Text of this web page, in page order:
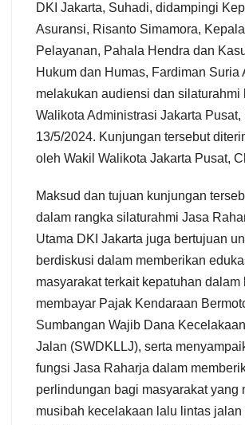
DKI Jakarta, Suhadi, didampingi
Asuransi, Risanto Simamora,
Pelayanan, Pahala Hendra dan
Hukum dan Humas, Fardiman Suria
melakukan audiensi dan silaturahmi
Walikota Administrasi Jakarta Pusat,
13/5/2024. Kunjungan tersebut
oleh Wakil Walikota Jakarta Pusat,
Maksud dan tujuan kunjungan
dalam rangka silaturahmi Jasa
Utama DKI Jakarta juga bertujuan
berdiskusi dalam memberikan
masyarakat terkait kepatuhan dalam
membayar Pajak Kendaraan
Sumbangan Wajib Dana
Jalan (SWDKLLJ), serta
fungsi Jasa Raharja dalam
perlindungan bagi masyarakat yang
musibah kecelakaan lalu lintas jalan